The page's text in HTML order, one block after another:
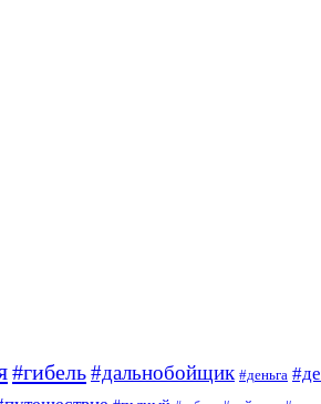
#гибель#дальнобойщик #деньга